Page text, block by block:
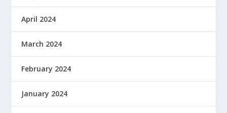
April 2024
March 2024
February 2024
January 2024